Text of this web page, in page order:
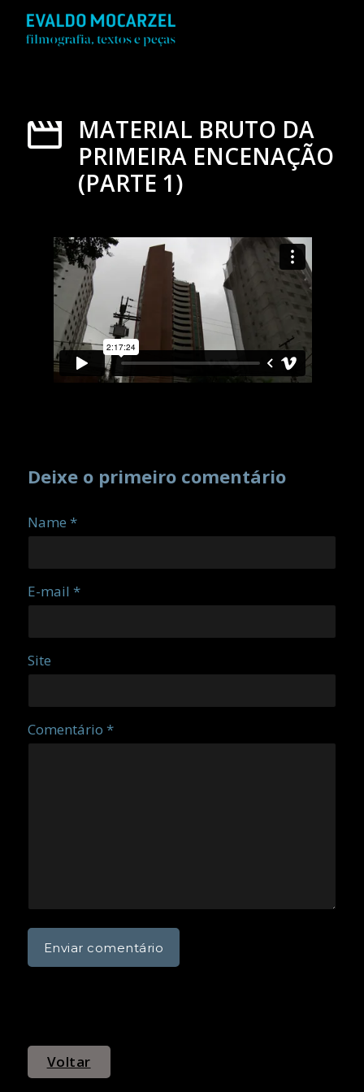
MATERIAL BRUTO DA
PRIMEIRA ENCENAÇÃO
(PARTE 1)
Deixe o primeiro comentário
Name *
E-mail *
Site
Comentário *
Voltar